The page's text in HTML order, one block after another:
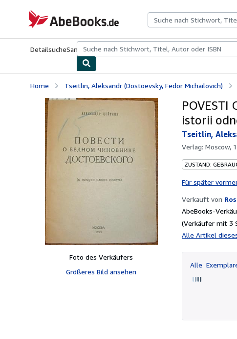
AbeBooks.de
DetailsucheSammlungenAntiquarische BücherKunst &
Home Tseitlin, Aleksandr (Dostoevsky, Fedor Michailovich)
Foto des Verkäufers
Größeres Bild ansehen
POVESTI
istorii
Tseitlin,
Verlag: Moscow,
ZUSTAND:
Für später
Verkauft von
AbeBooks-
(Verkäufer mit 3
Alle Artikel
Alle